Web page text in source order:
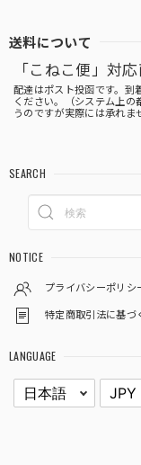
送料について
「こねこ便」対
配達はポスト投函です。到
ください。（システム上の
うのですが実際には承れま
SEARCH
NOTICE
プライバシーポリシ
特定商取引法に基づ
LANGUAGE